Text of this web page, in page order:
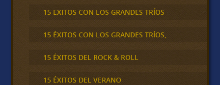
15 EXITOS CON LOS GRANDES TRÍOS
15 ÉXITOS CON LOS GRANDES TRÍOS,
15 ÉXITOS DEL ROCK & ROLL
15 ÉXITOS DEL VERANO